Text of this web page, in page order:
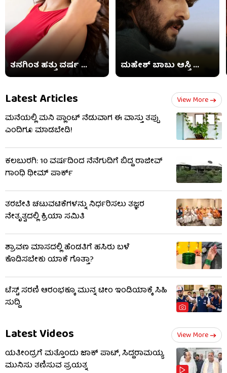
ತನಗಿಂತ ಹತ್ತು ವರ್ಷ ... ಮಹೇಶ್ ಬಾಬು ಆಸ್ತಿ ...
Latest Articles View More
ಮನೆಯಲ್ಲಿ ಮನಿ ಪ್ಲಾಂಟ್ ನೆಡುವಾಗ ಈ ವಾಸ್ತು ತಪ್ಪು
ಎಂದಿಗೂ ಮಾಡಬೇಡಿ!
ಕಲಬುರಗಿ: 10 ವರ್ಷದಿಂದ ನೆನೆಗುದಿಗೆ ಬಿದ್ದ ರಾಜೀವ್
ಗಾಂಧಿ ಥೀಮ್ ಪಾರ್ಕ್
ತರಬೇತಿ ಚಟುವಟಿಕೆಗಳನ್ನು ನಿರ್ಧರಿಸಲು ತಜ್ಞರ
ನೇತೃತ್ವದಲ್ಲಿ ಕ್ರಿಯಾ ಸಮಿತಿ
ಶ್ರಾವಣ ಮಾಸದಲ್ಲಿ ಹೆಂಡತಿಗೆ ಹಸಿರು ಬಳೆ
ಕೊಡಿಸಬೇಕು ಯಾಕೆ ಗೊತ್ತಾ?
ಟೆಸ್ಟ್ ಸರಣಿ ಆರಂಭಕ್ಕೂ ಮುನ್ನ ಟೀಂ ಇಂಡಿಯಾಕ್ಕೆ ಸಿಹಿ
ಸುದ್ದಿ
Latest Videos View More
ಯತೀಂದ್ರಗೆ ಮತ್ತೊಂದು ಜಾಕ್​​ ಪಾಟ್, ಸಿದ್ದರಾಮಯ್ಯ
ಮುನಿಸು ತಣಿಸುವ ಪ್ರಯತ್ನ